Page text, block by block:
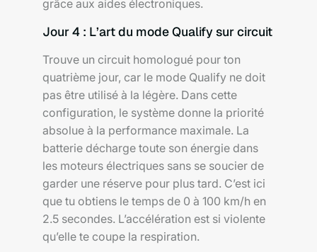
grâce aux aides électroniques.
Jour 4 : L’art du mode Qualify sur circuit
Trouve un circuit homologué pour ton
quatrième jour, car le mode Qualify ne doit
pas être utilisé à la légère. Dans cette
configuration, le système donne la priorité
absolue à la performance maximale. La
batterie décharge toute son énergie dans
les moteurs électriques sans se soucier de
garder une réserve pour plus tard. C’est ici
que tu obtiens le temps de 0 à 100 km/h en
2.5 secondes. L’accélération est si violente
qu’elle te coupe la respiration.